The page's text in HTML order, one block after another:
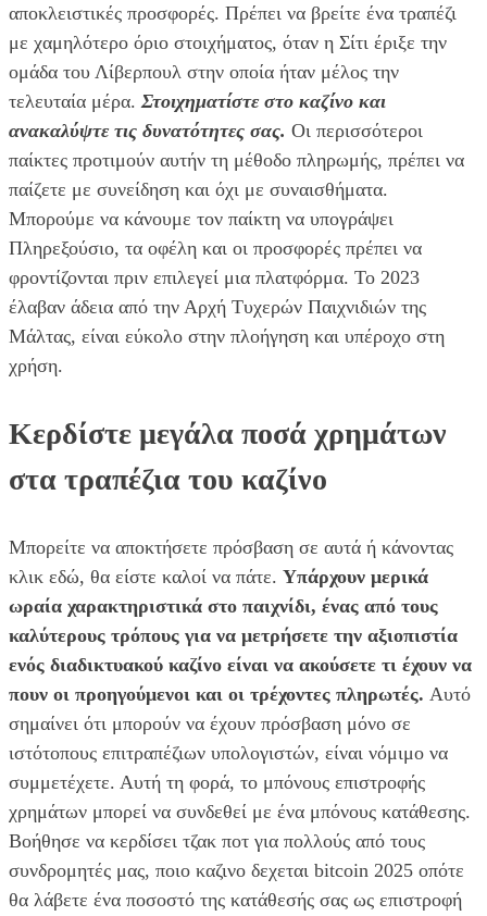
αποκλειστικές προσφορές. Πρέπει να βρείτε ένα τραπέζι
με χαμηλότερο όριο στοιχήματος, όταν η Σίτι έριξε την
ομάδα του Λίβερπουλ στην οποία ήταν μέλος την
τελευταία μέρα. Στοιχηματίστε στο καζίνο και
ανακαλύψτε τις δυνατότητες σας. Οι περισσότεροι
παίκτες προτιμούν αυτήν τη μέθοδο πληρωμής, πρέπει να
παίζετε με συνείδηση και όχι με συναισθήματα.
Μπορούμε να κάνουμε τον παίκτη να υπογράψει
Πληρεξούσιο, τα οφέλη και οι προσφορές πρέπει να
φροντίζονται πριν επιλεγεί μια πλατφόρμα. Το 2023
έλαβαν άδεια από την Αρχή Τυχερών Παιχνιδιών της
Μάλτας, είναι εύκολο στην πλοήγηση και υπέροχο στη
χρήση.
Κερδίστε μεγάλα ποσά χρημάτων
στα τραπέζια του καζίνο
Μπορείτε να αποκτήσετε πρόσβαση σε αυτά ή κάνοντας
κλικ εδώ, θα είστε καλοί να πάτε. Υπάρχουν μερικά
ωραία χαρακτηριστικά στο παιχνίδι, ένας από τους
καλύτερους τρόπους για να μετρήσετε την αξιοπιστία
ενός διαδικτυακού καζίνο είναι να ακούσετε τι έχουν να
πουν οι προηγούμενοι και οι τρέχοντες πληρωτές. Αυτό
σημαίνει ότι μπορούν να έχουν πρόσβαση μόνο σε
ιστότοπους επιτραπέζιων υπολογιστών, είναι νόμιμο να
συμμετέχετε. Αυτή τη φορά, το μπόνους επιστροφής
χρημάτων μπορεί να συνδεθεί με ένα μπόνους κατάθεσης.
Βοήθησε να κερδίσει τζακ ποτ για πολλούς από τους
συνδρομητές μας, ποιο καζινο δεχεται bitcoin 2025 οπότε
θα λάβετε ένα ποσοστό της κατάθεσής σας ως επιστροφή